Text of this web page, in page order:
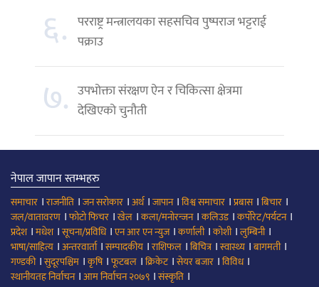
६. परराष्ट्र मन्त्रालयका सहसचिव पुष्पराज भट्टराई
पक्राउ
७. उपभोक्ता संरक्षण ऐन र चिकित्सा क्षेत्रमा
देखिएको चुनौती
नेपाल जापान स्तम्भहरु
समाचार ।राजनीति ।जन सरोकार ।अर्थ।जापान।विश्व समाचार ।प्रबास।बिचार ।
जल/वातावरण ।फोटो फिचर ।खेल ।कला/मनोरन्जन।कलिउड।कर्पोरेट/पर्यटन।
प्रदेश।मधेश।सूचना/प्रविधि।एन आर एन न्युज।कर्णाली।कोशी।लुम्बिनी।
भाषा/साहित्य ।अन्तरवार्ता।सम्पादकीय ।राशिफल ।बिचित्र।स्वास्थ्य ।बागमती।
गण्डकी।सुदूरपश्चिम ।कृषि।फूटबल ।क्रिकेट।सेयर बजार ।विविध।
स्थानीयतह निर्वाचन।आम निर्वाचन २०७९ ।संस्कृति ।